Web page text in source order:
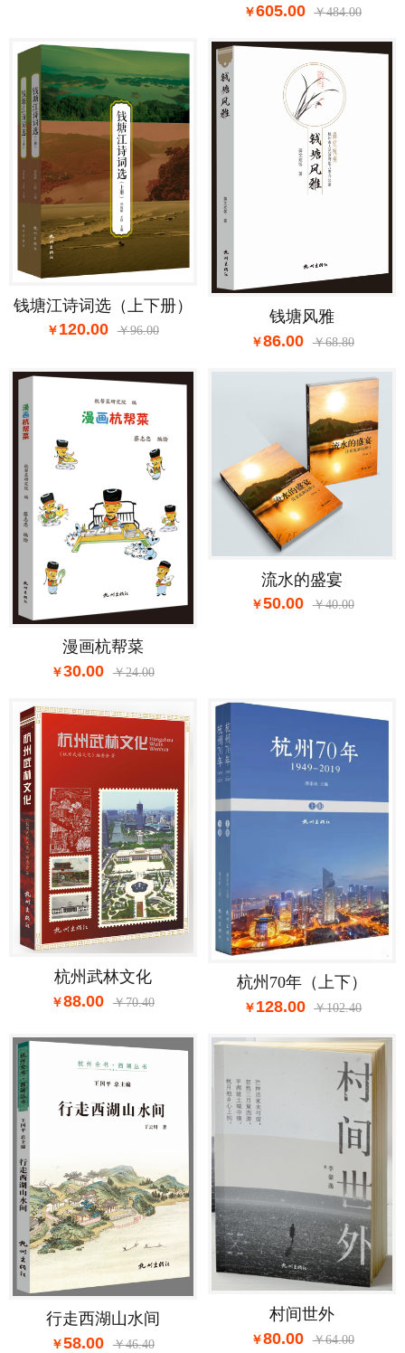
605.00
484.00
钱塘江诗词选（上下册）
120.00
96.00
钱塘风雅
86.00
68.80
漫画杭帮菜
30.00
24.00
流水的盛宴
50.00
40.00
杭州武林文化
88.00
70.40
杭州70年（上下）
128.00
102.40
行走西湖山水间
58.00
46.40
村间世外
80.00
64.00